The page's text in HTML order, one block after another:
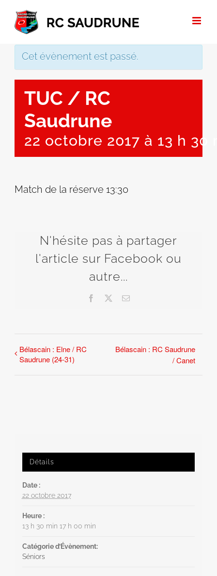
Passer
contenu
Cet évènement est passé.
TUC / RC
Saudrune
22 octobre 2017 à 13 h 30
Match de la réserve 13:30
N'hésite pas à partager
l'article sur Facebook ou
autre...
Facebook Email
Bélascain : Elne / RC
Saudrune (24-31)
Bélascain : RC Saudrune
/ Canet
Détails
Date :
22 octobre 2017
Heure :
13 h 30 min 17 h 00 min
Catégorie d’Évènement:
Séniors